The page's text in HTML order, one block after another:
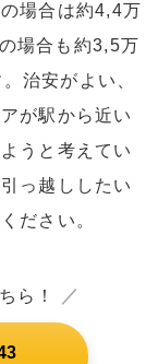
場合は約4,4万
場合も約3,5万
治安がよい、
が駅から近い
うと考えてい
っ越ししたい
ださい。
ら！ ／